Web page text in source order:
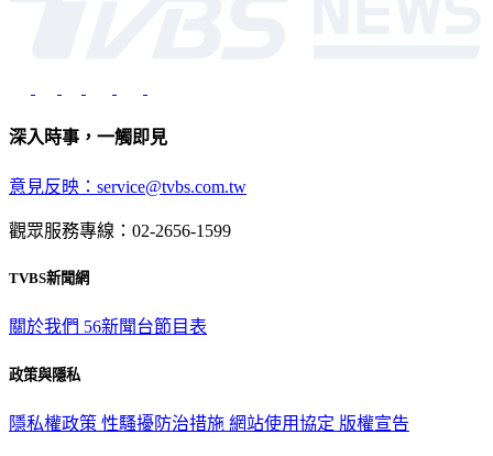
深入時事，一觸即見
意見反映：service@tvbs.com.tw
觀眾服務專線：02-2656-1599
TVBS新聞網
關於我們 56新聞台節目表
政策與隱私
隱私權政策 性騷擾防治措施 網站使用協定 版權宣告